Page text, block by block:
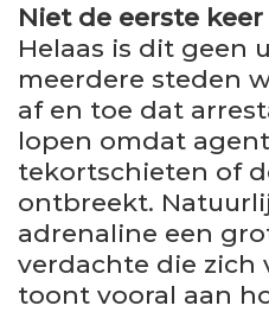
Niet de eerste keer
Helaas is dit geen
meerdere steden
af en toe dat
lopen omdat
tekortschieten of
ontbreekt.
adrenaline een
verdachte die zich
toont vooral aan